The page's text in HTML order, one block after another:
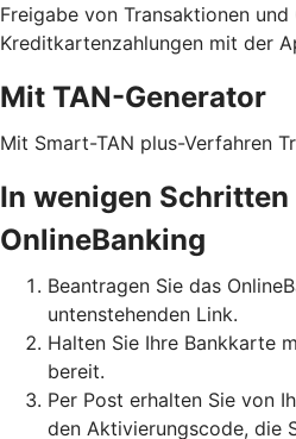
Freigabe von Transaktionen und
Kreditkartenzahlungen mit der
Mit TAN-Generator
Mit Smart-TAN plus-Verfahren
In wenigen Schritten
OnlineBanking
Beantragen Sie das
untenstehenden Link.
Halten Sie Ihre Bankkarte
bereit.
Per Post erhalten Sie von
den Aktivierungscode, die